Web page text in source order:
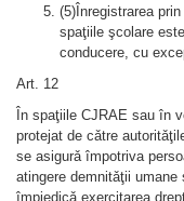
(5)Înregistrarea
spaţiile şcolare
conducere, cu
Art. 12
În spaţiile CJRAE sau în
protejat de cǎtre
se asigurǎ împotriva
atingere demnitǎţii
împiedicǎ exercitarea